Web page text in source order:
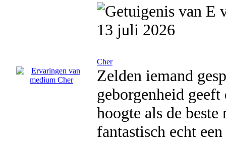
13 juli 2026
Cher
Zelden iemand
geborgenheid
hoogte als de
fantastisch echt